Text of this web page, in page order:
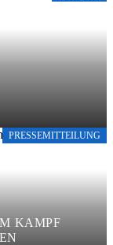
PRESSEMITTEILUNG
KAMPF